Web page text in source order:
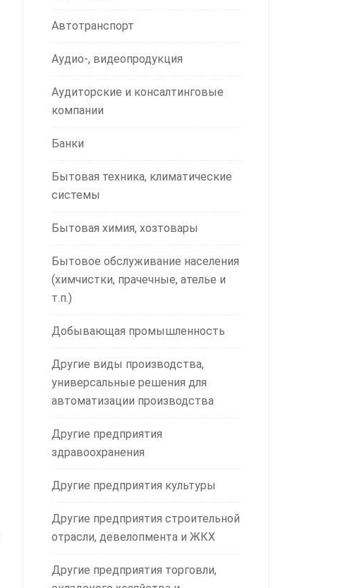
Автотранспорт
Аудио-, видеопродукция
Аудиторские и консалтинговые
компании
Банки
Бытовая техника, климатические
системы
Бытовая химия, хозтовары
Бытовое обслуживание населения
(химчистки, прачечные, ателье и
т.п.)
Добывающая промышленность
Другие виды производства,
универсальные решения для
автоматизации производства
Другие предприятия
здравоохранения
Другие предприятия культуры
Другие предприятия строительной
отрасли, девелопмента и ЖКХ
Другие предприятия торговли,